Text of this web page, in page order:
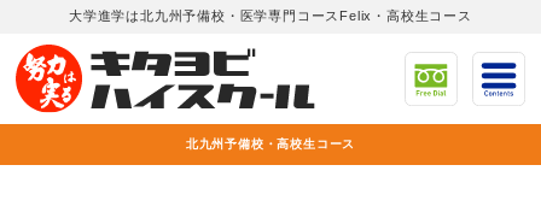
大学進学は北九州予備校・医学専門コースFelix・高校生コース
北九州予備校・高校生コース